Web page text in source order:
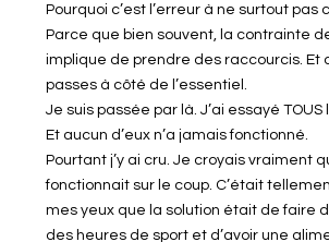
Pourquoi c’est l’erreur à ne surtout pas
Parce que bien souvent, la contrainte
implique de prendre des raccourcis. Et
passes à côté de l’essentiel.
Je suis passée par là. J’ai essayé TOUS
Et aucun d’eux n’a jamais fonctionné.
Pourtant j’y ai cru. Je croyais vraiment
fonctionnait sur le coup. C’était
mes yeux que la solution était de faire
des heures de sport et d’avoir une